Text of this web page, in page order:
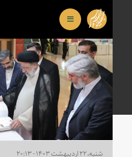
شنبه، ۲۲ اردیبهشت ۱۴۰۳ - ۲۰:۱۳